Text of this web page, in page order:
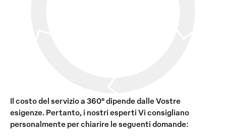
Il costo del servizio a 360° dipende dalle Vostre
esigenze. Pertanto, i nostri esperti Vi consigliano
personalmente per chiarire le seguenti domande: